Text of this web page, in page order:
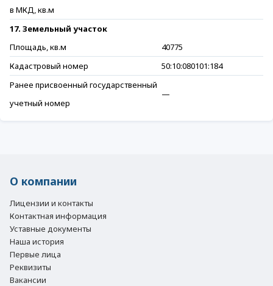
в МКД, кв.м
17. Земельный участок
Площадь, кв.м
40775
Кадастровый номер
50:10:080101:184
Ранее присвоенный государственный
учетный номер
—
О компании
Лицензии и контакты
Контактная информация
Уставные документы
Наша история
Первые лица
Реквизиты
Вакансии